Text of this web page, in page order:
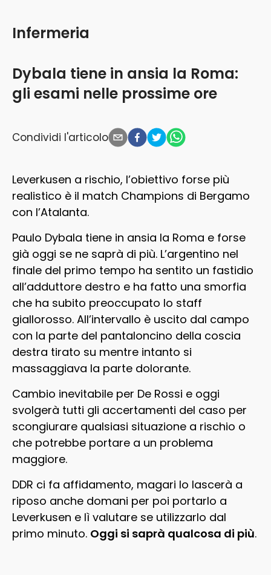
Dybala tiene in ansia la Roma:
gli esami nelle prossime ore
Infermeria
Condividi l'articolo
Leverkusen a rischio, l’obiettivo forse più
realistico è il match Champions di Bergamo
con l’Atalanta.
Paulo Dybala tiene in ansia la Roma e forse
già oggi se ne saprà di più. L’argentino nel
finale del primo tempo ha sentito un fastidio
all’adduttore destro e ha fatto una smorfia
che ha subito preoccupato lo staff
giallorosso. All’intervallo è uscito dal campo
con la parte del pantaloncino della coscia
destra tirato su mentre intanto si
massaggiava la parte dolorante.
Cambio inevitabile per De Rossi e oggi
svolgerà tutti gli accertamenti del caso per
scongiurare qualsiasi situazione a rischio o
che potrebbe portare a un problema
maggiore.
DDR ci fa affidamento, magari lo lascerà a
riposo anche domani per poi portarlo a
Leverkusen e lì valutare se utilizzarlo dal
primo minuto. Oggi si saprà qualcosa di più.